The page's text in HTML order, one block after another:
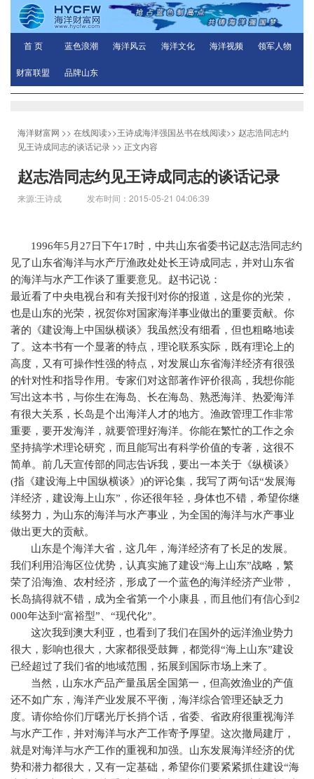
首 页 蓝色浪潮 海洋风云 海洋文化 海洋视频 领军人物
财富联盟 品牌山东
海洋财富网 >> 在线阅读>>王诗成海洋强国丛书在线阅读>> 赵志浩同志约
见王诗成同志的谈话记录 >> 正文内容
赵志浩同志约见王诗成同志的谈话记录
来源:王诗成 发布时间：2015-05-21 04:06:39
1996年5月27 日下午17时，中共山东省委书记赵志浩同志约
见了山东省海洋与水产厅渔政处处长王诗成同志，并对山东省
的海洋与水产工作谈了重要意见。赵书记说：
最近看了中央电视台和有关报刊对你的报道，这是你的光荣，
也是山东的光荣，祝贺你对国家海洋事业做出的重要贡献。你
著的《建设海上中国纵横谈》我虽然没有细看，但也粗略地读
了。这本书有一个显著的特点，理论联系实际，既有理论上的
高度，又有可操作性强的特点，对发展山东省海洋经济有很强
的针对性和指导作用。专家们对这部著作评价很高，我想你能
写出这本书，与你生在海岛、长在海岛、熟悉海洋、热爱海洋
有很大关系，长岛是个出海洋人才的地方。渔政管理工作非常
重要，要开发海洋，就要管理好海洋。你能在繁忙的工作之余
坚持搞学术理论研究，而且能写出有科学价值的专著，这很不
简单。前几天宣传部的同志告诉我，要出一本关于《纵横谈》
(指《建设海上中国纵横谈》 )的评论集，我写了两句话“发展海
洋经济，建设海上山东”，你还很年轻，身体也不错，希望你继
续努力，为山东的海洋与水产事业，为全国的海洋与水产事业
做出更大的贡献。
山东是个海洋大省，这几年，海洋经济有了长足的发展。
我们利用沿海区位优势，认真实施了建设“海上山东”战略，繁
荣了沿海渔、农村经济，形成了一个蓝色的海洋经济产业带，
长岛搞得就不错，成为全省第一个小康县，而且他们有信心到 2
000年达到“富裕型”、“现代化”。
这次我到澳大利亚，也看到了我们在国外的远洋渔业势力
很大，影响也很大，大家都很受鼓舞，都觉得“海上山东”建设
已经超过了我们省的地域范围，拓展到国际市场上来了。
当然，山东水产品产量虽居全国第一，但高效渔业的产值
还不如广东，海洋产业发展不平衡，海洋综合管理还缺乏力
度。请你给你们厅曙光厅长捎个话，省委、省政府很重视海洋
与水产工作，并对海洋与水产工作寄予厚望。这次撤局建厅，
就是对海洋与水产工作的重视和加强。山东发展海洋经济的优
势和潜力都很大，又有一定基础，希望你们要紧紧抓住建设“海